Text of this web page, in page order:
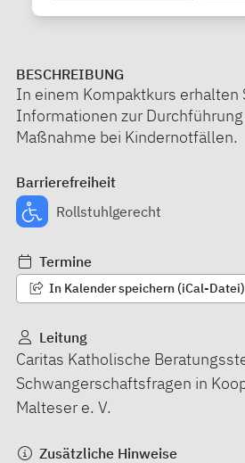
BESCHREIBUNG
In einem Kompaktkurs erhalten
Informationen zur
Maßnahme bei Kindernotfällen.
Barrierefreiheit
Rollstuhlgerecht
Termine
In Kalender speichern (iCal-Datei)
Leitung
Caritas Katholische
Schwangerschaftsfragen in
Malteser e. V.
Zusätzliche Hinweise